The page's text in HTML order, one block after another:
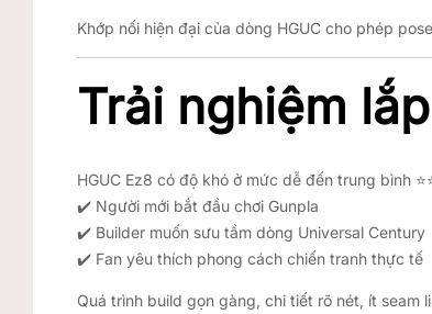
Khớp nối hiện đại của dòng HGUC cho phép
Trải nghiệm
HGUC Ez8 có độ khó ở mức dễ đến trung bình
✔️ Người mới bắt đầu chơi Gunpla
✔️ Builder muốn sưu tầm dòng Universal Century
✔️ Fan yêu thích phong cách chiến tranh thực tế
Quá trình build gọn gàng, chi tiết rõ nét, ít